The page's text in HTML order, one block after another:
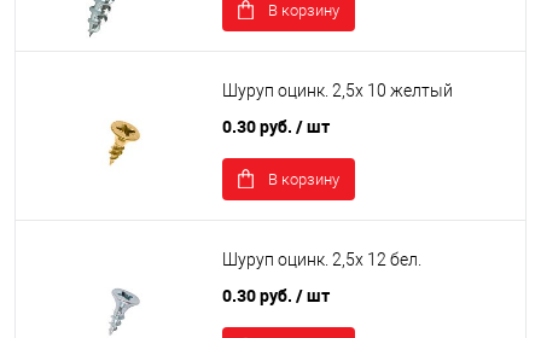
В корзину
Шуруп оцинк. 2,5х 10 желтый
0.30 руб. / шт
В корзину
Шуруп оцинк. 2,5х 12 бел.
0.30 руб. / шт